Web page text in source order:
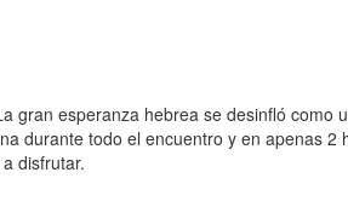
gran esperanza hebrea se desinfló como
durante todo el encuentro y en apenas 2
a disfrutar.